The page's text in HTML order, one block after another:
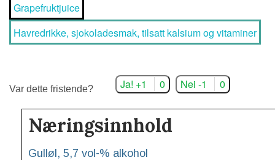
Grapefruktjuice
Havredrikke, sjokoladesmak, tilsatt kalsium og vitaminer
Var dette fristende? Ja! +1 0 Nei -1 0
Næringsinnhold
Gulløl, 5,7 vol-% alkohol